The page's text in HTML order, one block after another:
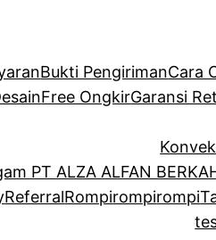
Bukti PengirimanCara
Free OngkirGaransi
PT ALZA ALFAN
ReferralRompirompirompi